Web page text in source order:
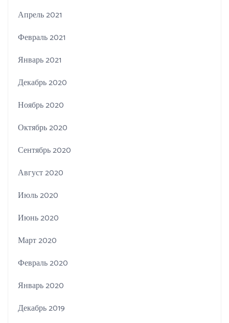
Апрель 2021
Февраль 2021
Январь 2021
Декабрь 2020
Ноябрь 2020
Октябрь 2020
Сентябрь 2020
Август 2020
Июль 2020
Июнь 2020
Март 2020
Февраль 2020
Январь 2020
Декабрь 2019